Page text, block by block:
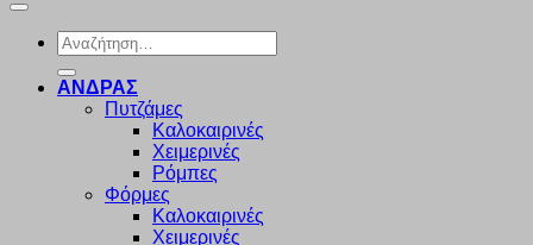
Αναζήτηση
για:
ΑΝΔΡΑΣ
Πυτζάμες
Καλοκαιρινές
Χειμερινές
Ρόμπες
Φόρμες
Καλοκαιρινές
Χειμερινές